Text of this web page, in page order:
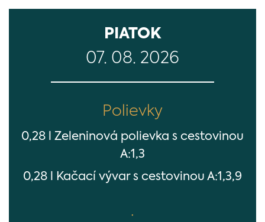
PIATOK
07. 08. 2026
Polievky
0,28 l Zeleninová polievka s cestovinou
A:1,3
0,28 l Kačací vývar s cestovinou A:1,3,9
.